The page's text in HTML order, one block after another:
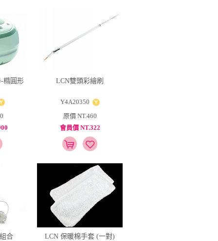
橢圓形 LCN雙頭彩繪刷
Y4A20350
原價 NT.460
會員價 NT.322
合 LCN 保暖棉手套 (一對)